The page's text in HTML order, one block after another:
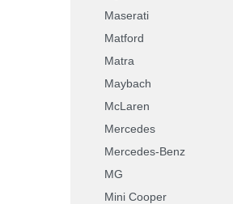
Maserati
Matford
Matra
Maybach
McLaren
Mercedes
Mercedes-Benz
MG
Mini Cooper